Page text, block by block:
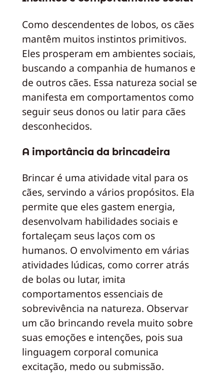
Como descendentes de lobos, os cães
mantêm muitos instintos primitivos.
Eles prosperam em ambientes sociais,
buscando a companhia de humanos e
de outros cães. Essa natureza social se
manifesta em comportamentos como
seguir seus donos ou latir para cães
desconhecidos.
A importância da brincadeira
Brincar é uma atividade vital para os
cães, servindo a vários propósitos. Ela
permite que eles gastem energia,
desenvolvam habilidades sociais e
fortaleçam seus laços com os
humanos. O envolvimento em várias
atividades lúdicas, como correr atrás
de bolas ou lutar, imita
comportamentos essenciais de
sobrevivência na natureza. Observar
um cão brincando revela muito sobre
suas emoções e intenções, pois sua
linguagem corporal comunica
excitação, medo ou submissão.